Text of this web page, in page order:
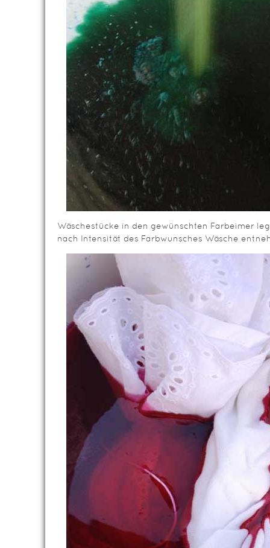
Wäschestücke in den gewünschten Farbeimer
nach Intensität des Farbwunsches Wäsche